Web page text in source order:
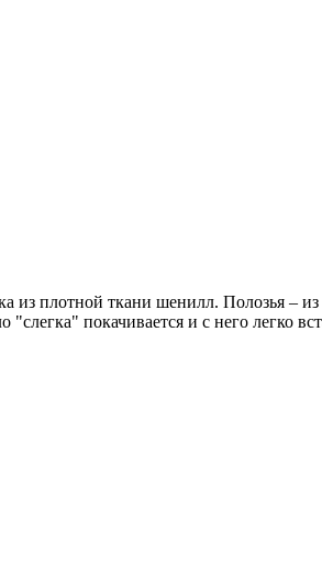
плотной ткани шенилл. Полозья – из
покачивается и с него легко